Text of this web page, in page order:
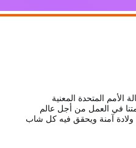
للمشاركة على فيسبوك
الأمم المتحدة المعنية
في العمل من أجل عالم
آمنة ويحقق فيه كل شاب